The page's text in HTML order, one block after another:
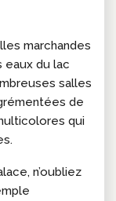
marchandes
du lac
salles
de
qui
n’oubliez